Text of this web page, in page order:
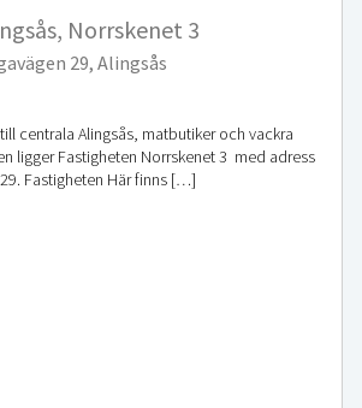
Norrskenet 3
29, Alingsås
centrala Alingsås, matbutiker och vackra
ligger Fastigheten Norrskenet 3 med adress
Fastigheten Här finns […]